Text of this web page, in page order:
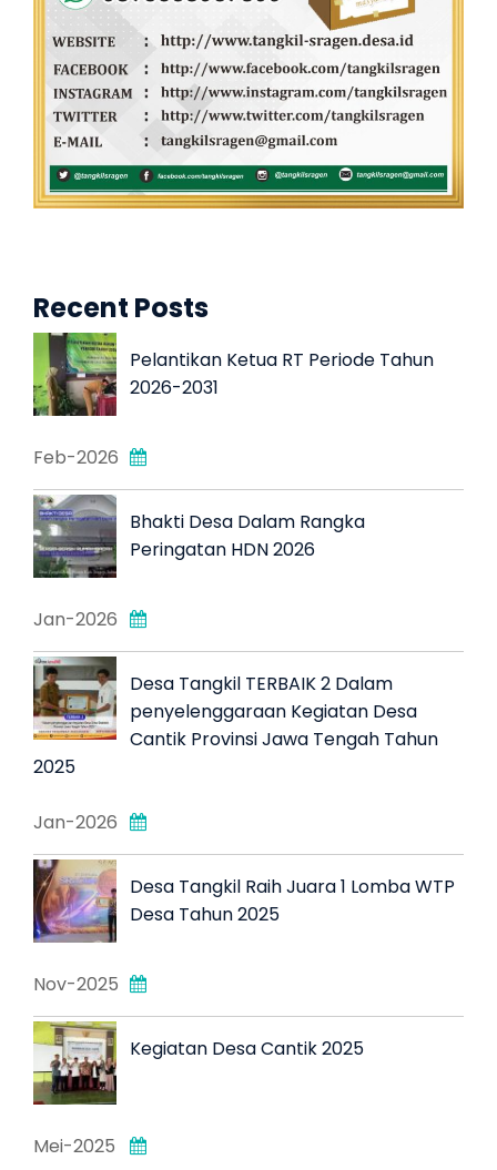
Recent Posts
Pelantikan Ketua RT Periode Tahun
2026-2031
Feb-2026
Bhakti Desa Dalam Rangka
Peringatan HDN 2026
Jan-2026
Desa Tangkil TERBAIK 2 Dalam
penyelenggaraan Kegiatan Desa
Cantik Provinsi Jawa Tengah Tahun
2025
Jan-2026
Desa Tangkil Raih Juara 1 Lomba WTP
Desa Tahun 2025
Nov-2025
Kegiatan Desa Cantik 2025
Mei-2025